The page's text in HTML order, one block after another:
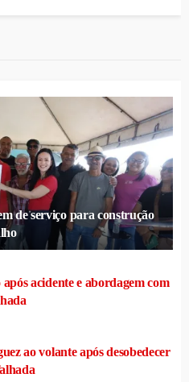
de serviço para construção
acidente e abordagem com
ao volante após desobedecer